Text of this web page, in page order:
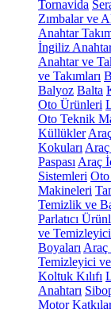
Tornavida
Zımbalar ve
Anahtar
İngiliz
Anahtar ve
ve Takımları
Balyoz Balta
Oto Ürünleri
Oto Teknik
Küllükler
Kokuları
Paspası Araç
Sistemleri
Makineleri
Temizlik ve
Parlatıcı
ve
Boyaları Araç
Temizleyici
Koltuk Kılıfı
Anahtarı
Motor